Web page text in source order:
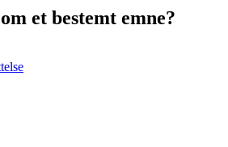
et bestemt emne?